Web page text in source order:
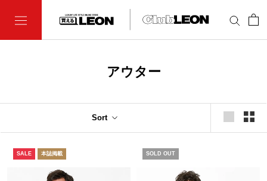
アウター
Sort
SALE 本誌掲載 SOLD OUT